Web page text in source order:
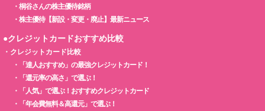
・ 桐谷さんの株主優待銘柄
・ 株主優待【新設・変更・廃止】最新ニュース
●クレジットカードおすすめ比較
・ クレジットカード比較
・
「達人おすすめ」の最強クレジットカード！
・
「還元率の高さ」で選ぶ！
・
「人気」で選ぶ！おすすめクレジットカード
・
「年会費無料＆高還元」で選ぶ！